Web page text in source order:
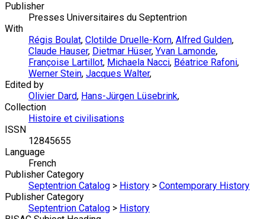
Publisher
Presses Universitaires du Septentrion
With
Régis Boulat, Clotilde Druelle-Korn, Alfred Gulden,
Claude Hauser, Dietmar Hüser, Yvan Lamonde,
Françoise Lartillot, Michaela Nacci, Béatrice Rafoni,
Werner Stein, Jacques Walter,
Edited by
Olivier Dard, Hans-Jürgen Lüsebrink,
Collection
Histoire et civilisations
ISSN
12845655
Language
French
Publisher Category
Septentrion Catalog > History > Contemporary History
Publisher Category
Septentrion Catalog > History